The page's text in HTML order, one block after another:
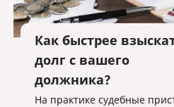
Как быстрее
долг с вашего
должника?
На практике судебные